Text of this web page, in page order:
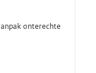
onterechte